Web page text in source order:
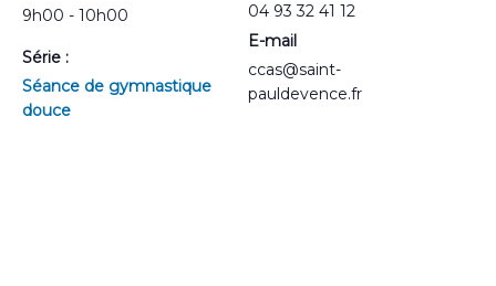
9h00 - 10h00
Série :
Séance de gymnastique
douce
04 93 32 41 12
E-mail
ccas@saint-
pauldevence.fr